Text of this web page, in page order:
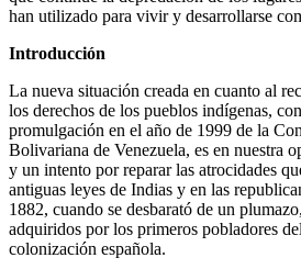
han utilizado para vivir y desarrollarse
Introducción
La nueva situación creada en cuanto al
los derechos de los pueblos indígenas,
promulgación en el año de 1999 de la
Bolivariana de Venezuela, es en nuestra
y un intento por reparar las atrocidades
antiguas leyes de Indias y en las
1882, cuando se desbarató de un
adquiridos por los primeros pobladores
colonización española.